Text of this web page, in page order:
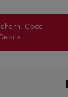
Code